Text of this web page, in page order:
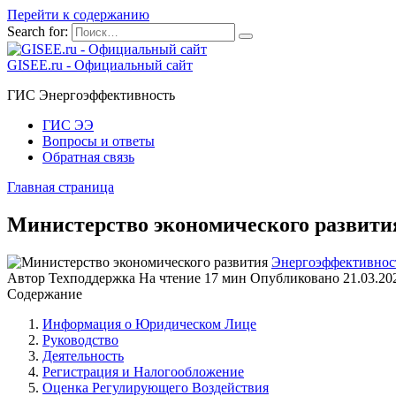
Перейти к содержанию
Search for:
GISEE.ru - Официальный сайт
ГИС Энергоэффективность
ГИС ЭЭ
Вопросы и ответы
Обратная связь
Главная страница
Министерство экономического
Автор Техподдержка На чтение 17 мин Опубликовано
Содержание
Информация о Юридическом Лице
Руководство
Деятельность
Регистрация и Налогообложение
Оценка Регулирующего Воздействия